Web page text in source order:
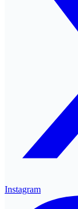
Instagram